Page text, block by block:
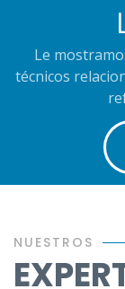
Le
técnicos
NUESTROS